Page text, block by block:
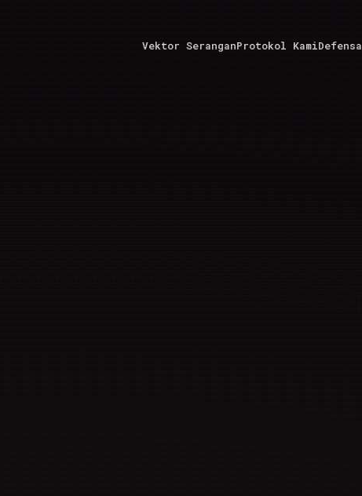
Vektor SeranganProtokol KamiDefensa